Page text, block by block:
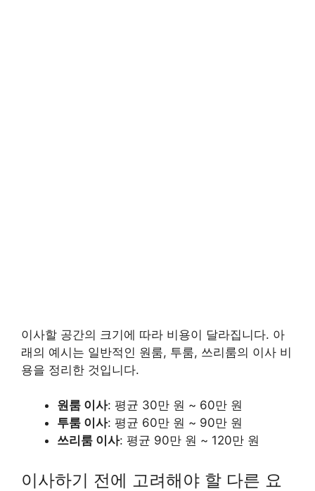
이사할 공간의 크기에 따라 비용이 달라집니다. 아
래의 예시는 일반적인 원룸, 투룸, 쓰리룸의 이사 비
용을 정리한 것입니다.
원룸 이사: 평균 30만 원 ~ 60만 원
투룸 이사: 평균 60만 원 ~ 90만 원
쓰리룸 이사: 평균 90만 원 ~ 120만 원
이사하기 전에 고려해야 할 다른 요